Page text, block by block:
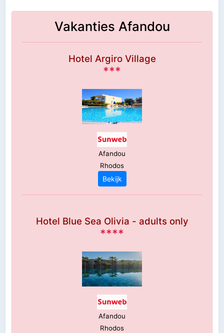
Vakanties Afandou
Hotel Argiro Village
***
Afandou
Rhodos
Bekijk
Hotel Blue Sea Olivia - adults only
****
Afandou
Rhodos